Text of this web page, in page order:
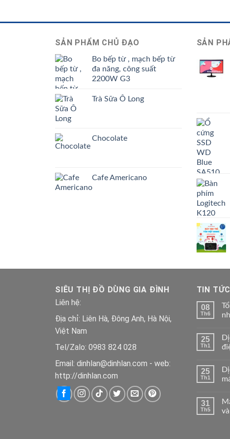
SẢN PHẨM CHỦ ĐẠO
Bo bếp từ , mạch bếp từ
đa năng, công suất
2200W G3
Trà Sữa Ô Long
Chocolate
Cafe Americano
SẢN
SIÊU THỊ ĐỒ DÙNG GIA ĐÌNH
Liên hệ:
Địa chỉ: Liên Hà, Đông Anh, Hà Nội,
Việt Nam
Tel/Zalo: 0983 824 028
Email: dinhlan@dinhlan.com - web:
http://dinhlan.com
TIN TỨC
08
Th6
25
Th1
25
Th1
31
Th5